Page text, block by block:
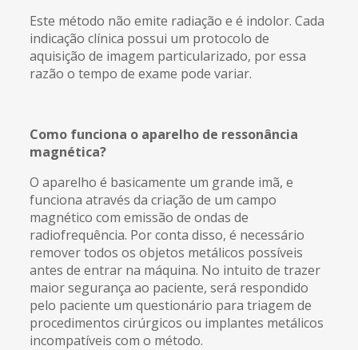
Este método não emite radiação e é indolor. Cada
indicação clínica possui um protocolo de
aquisição de imagem particularizado, por essa
razão o tempo de exame pode variar.
Como funciona o aparelho de ressonância
magnética?
O aparelho é basicamente um grande imã, e
funciona através da criação de um campo
magnético com emissão de ondas de
radiofrequência. Por conta disso, é necessário
remover todos os objetos metálicos possíveis
antes de entrar na máquina. No intuito de trazer
maior segurança ao paciente, será respondido
pelo paciente um questionário para triagem de
procedimentos cirúrgicos ou implantes metálicos
incompatíveis com o método.